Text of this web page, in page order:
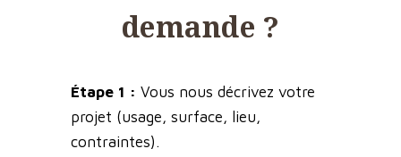
demande ?
Étape 1 : Vous nous décrivez votre
projet (usage, surface, lieu,
contraintes).